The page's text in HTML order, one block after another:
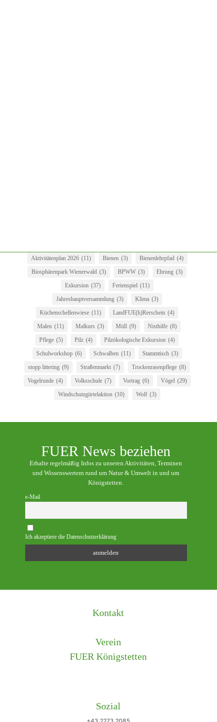
Aktivitätenplan 2026 (11) Bienen (3) Bienenlehrpfad (4)
Biosphärenpark Wienerwald (3) BPWW (3) Ehrung (3)
Exkursion (37) Ferienspiel (11)
Jahreshauptversammlung (3) Klima (3)
Küchenschellenwiese (11) LandFUE(h)Rerschein (4)
Malen (11) Malkurs (3) Müll (9) Nisthilfe (8)
Pflege (5) Pilz (4) Pilzökologische Exkursion (4)
Schulworkshop (6) Schwalben (11) Stammtisch (3)
stopp littering (9) Straßenmarkt (7) Trockenrasenpflege (8)
Vogelrunde (4) Volksschule (7) Vortrag (6) Vögel (29)
Windschutzgürtelaktion (10) Wolf (3)
FUER News beziehen
Erhalte regelmäßig Infos zu unseren Aktivitäten, Terminen
und Wissenswertem rund um Natur & Umwelt in und um
Königstetten.
e-Mail
Ich akzeptiere die Datenschutzerklärung
Kontakt
Verein
FUER Königstetten
Sozial